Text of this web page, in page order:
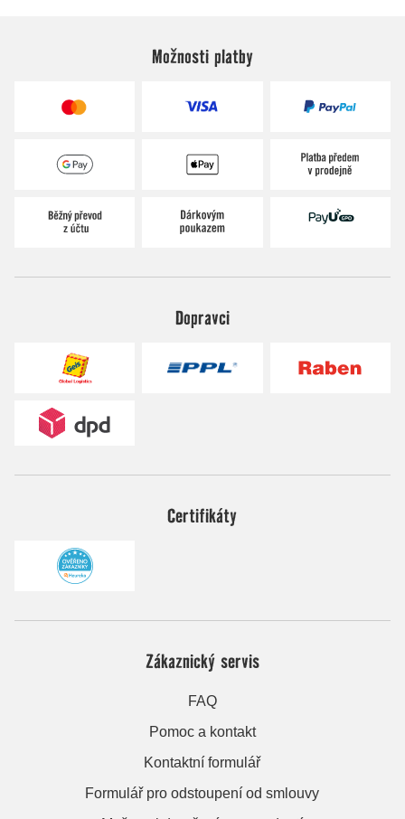
Možnosti platby
Dopravci
Certifikáty
Zákaznický servis
FAQ
Pomoc a kontakt
Kontaktní formulář
Formulář pro odstoupení od smlouvy